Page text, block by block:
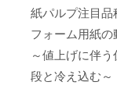
紙パルプ注目
フォーム用紙の
～値上げに伴
段と冷え込む～